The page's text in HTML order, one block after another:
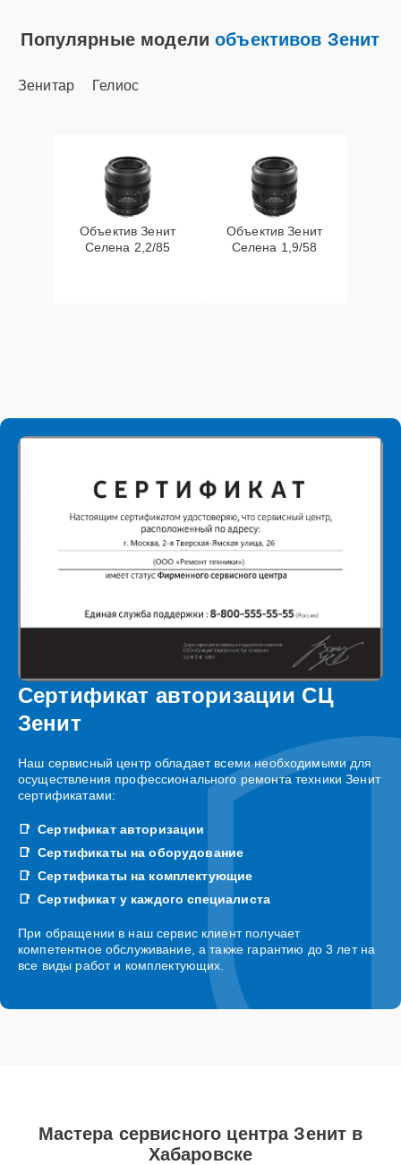
Популярные моделиобъективов Зенит
Зенитар Гелиос
Объектив Зенит
Селена 2,2/85
Объектив Зенит
Селена 1,9/58
Сертификат авторизации СЦ
Зенит
Наш сервисный центр обладает всеми необходимыми для
осуществления профессионального ремонта техники Зенит
сертификатами:
Сертификат авторизации
Сертификаты на оборудование
Сертификаты на комплектующие
Сертификат у каждого специалиста
При обращении в наш сервис клиент получает
компетентное обслуживание, а также гарантию до 3 лет на
все виды работ и комплектующих.
Мастера сервисного центра Зенит в
Хабаровске